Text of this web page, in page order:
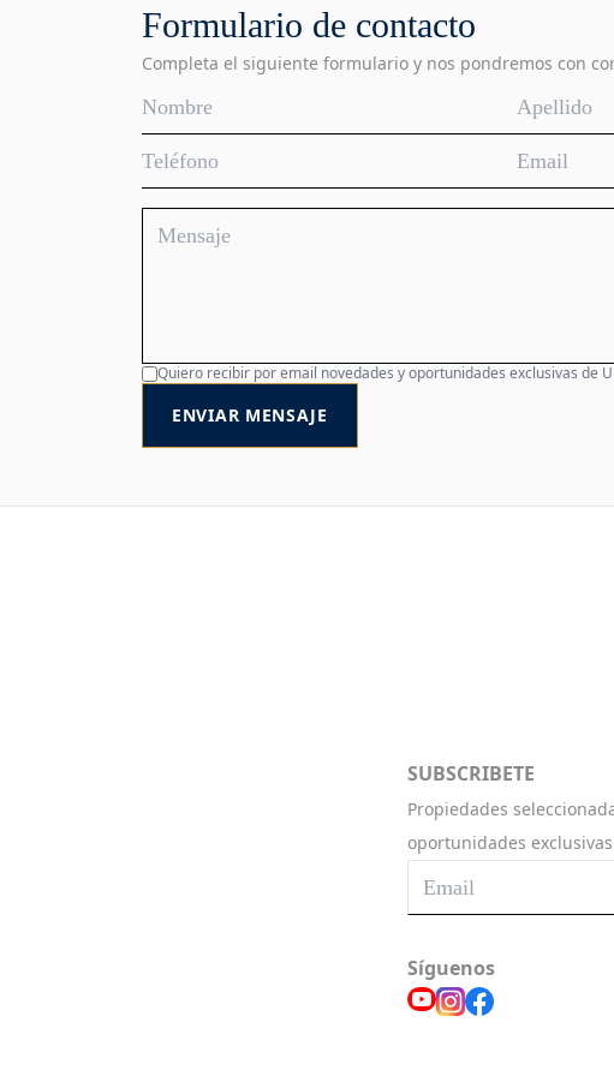
Formulario de contacto
Completa el siguiente formulario y nos pondremos con
Quiero recibir por email novedades y oportunidades exclusivas de
ENVIAR MENSAJE
SUBSCRIBETE
Propiedades
oportunidades
Síguenos